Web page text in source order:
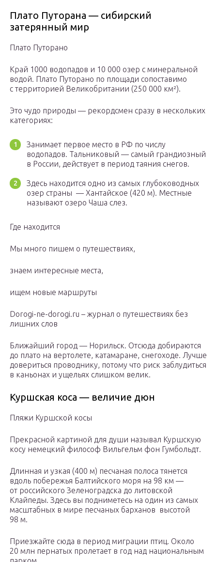
Плато Путорана — сибирский
затерянный мир
Плато Путорано
Край 1000 водопадов и 10 000 озер с минеральной
водой. Плато Путорано по площади сопоставимо
с территорией Великобритании (250 000 км²).
Это чудо природы — рекордсмен сразу в нескольких
категориях:
Занимает первое место в РФ по числу
водопадов. Тальниковый — самый грандиозный
в России, действует в период таяния снегов.
Здесь находится одно из самых глубоководных
озер страны — Хантайское (420 м). Местные
называют озеро Чаша слез.
Где находится
Мы много пишем о путешествиях,
знаем интересные места,
ищем новые маршруты
Dorogi-ne-dorogi.ru – журнал о путешествиях без
лишних слов
Ближайший город — Норильск. Отсюда добираются
до плато на вертолете, катамаране, снегоходе. Лучше
довериться проводнику, потому что риск заблудиться
в каньонах и ущельях слишком велик.
Куршская коса — величие дюн
Пляжи Куршской косы
Прекрасной картиной для души называл Куршскую
косу немецкий философ Вильгельм фон Гумбольдт.
Длинная и узкая (400 м) песчаная полоса тянется
вдоль побережья Балтийского моря на 98 км —
от российского Зеленоградска до литовской
Клайпеды. Здесь вы подниметесь на один из самых
масштабных в мире песчаных барханов высотой
98 м.
Приезжайте сюда в период миграции птиц. Около
20 млн пернатых пролетает в год над национальным